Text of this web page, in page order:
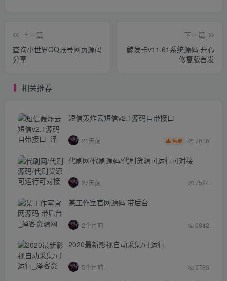
上一篇
查询小世界QQ账号网页源码
分享
下一篇
鲸发卡v11.61系统源码 开心
修复版首发
相关推荐
短信轰炸云短信v2.1源码自带接口
21天前 免费 7616
代刷网/代刷源码/代刷货源可运行可对接
27天前 7594
某工作室官网源码 带后台
2个月前 6842
2020最新影视自动采集/可运行
5个月前 5788